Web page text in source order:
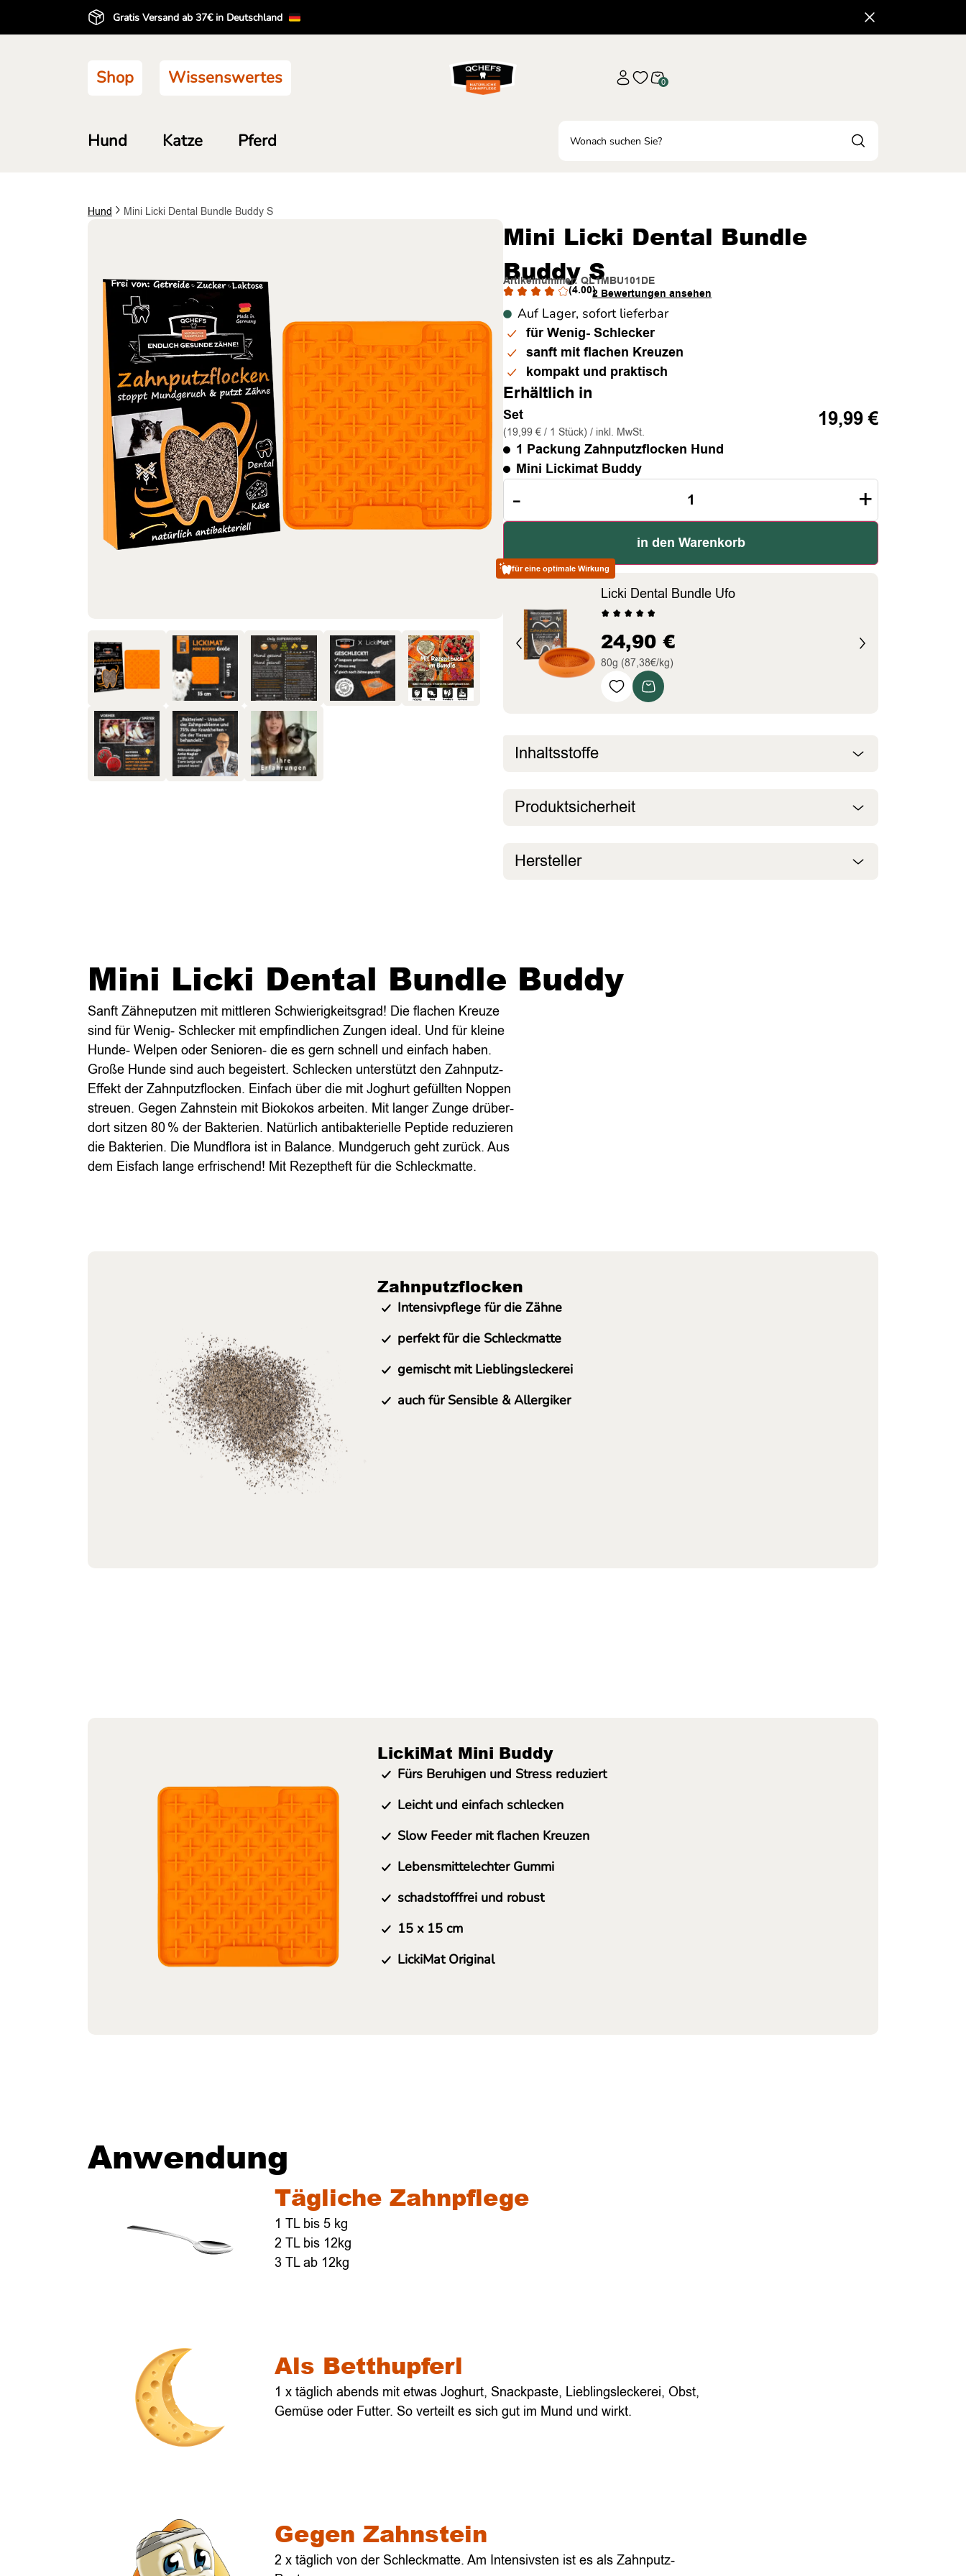
Gratis Versand ab 37€ in Deutschland
Shop Wissenswertes 0
Hund Katze Pferd
Hund Mini Licki Dental Bundle Buddy S
Mini Licki Dental Bundle
Buddy S
Artikelnummer: QL1MBU101DE
(4.00)2 Bewertungen ansehen
Auf Lager, sofort lieferbar
für Wenig- Schlecker
sanft mit flachen Kreuzen
kompakt und praktisch
Erhältlich in
Set
(19,99 € / 1 Stück) / inkl. MwSt.
1 Packung Zahnputzflocken Hund
Mini Lickimat Buddy
19,99€
- +
in den Warenkorb
für eine optimale Wirkung
Licki Dental Bundle Ufo
24,90 €
80g (87,38€/kg)
Inhaltsstoffe
Produktsicherheit
Hersteller
Mini Licki Dental Bundle Buddy
Sanft Zähneputzen mit mittleren Schwierigkeitsgrad! Die flachen Kreuze
sind für Wenig- Schlecker mit empfindlichen Zungen ideal. Und für kleine
Hunde- Welpen oder Senioren- die es gern schnell und einfach haben.
Große Hunde sind auch begeistert. Schlecken unterstützt den Zahnputz-
Effekt der Zahnputzflocken. Einfach über die mit Joghurt gefüllten Noppen
streuen. Gegen Zahnstein mit Biokokos arbeiten. Mit langer Zunge drüber-
dort sitzen 80 % der Bakterien. Natürlich antibakterielle Peptide reduzieren
die Bakterien. Die Mundflora ist in Balance. Mundgeruch geht zurück. Aus
dem Eisfach lange erfrischend! Mit Rezeptheft für die Schleckmatte.
Zahnputzflocken
Intensivpflege für die Zähne
perfekt für die Schleckmatte
gemischt mit Lieblingsleckerei
auch für Sensible & Allergiker
LickiMat Mini Buddy
Fürs Beruhigen und Stress reduziert
Leicht und einfach schlecken
Slow Feeder mit flachen Kreuzen
Lebensmittelechter Gummi
schadstofffrei und robust
15 x 15 cm
LickiMat Original
Anwendung
Tägliche Zahnpflege
1 TL bis 5 kg
2 TL bis 12kg
3 TL ab 12kg
Als Betthupferl
1 x täglich abends mit etwas Joghurt, Snackpaste, Lieblingsleckerei, Obst,
Gemüse oder Futter. So verteilt es sich gut im Mund und wirkt.
Gegen Zahnstein
2 x täglich von der Schleckmatte. Am Intensivsten ist es als Zahnputz-